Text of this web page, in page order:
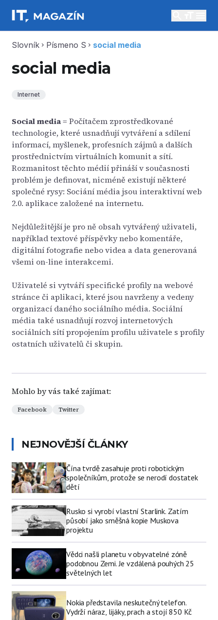
Slovník chevron_right Písmeno S chevron_right social media
social media
Internet
Social media= Počítačem zprostředkované
technologie, které usnadňují vytváření a sdílení
informací, myšlenek, profesních zájmů a dalších
prostřednictvím virtuálních komunit a sítí.
Rozmanitost těchto médií přináší v současnosti
problém je definovat, nicméně existují některé
společné rysy: Sociání média jsou interaktivní web
2.0. aplikace založené na internetu.
Nejdůležitější je pro ně obsah vytvářený uživateli,
například textové příspěvky nebo komentáře,
digitální fotografie nebo videa a data generovaná
všemi on-line interakcemi.
Uživatelé si vytváří specifické profily na webové
stránce či aplikaci, které jsou navrženy a vedeny
organizací daného sociálního média. Sociální
média také usnadňují rozvoj internetových
sociálních sítí propojením profilu uživatele s profily
ostatních uživatelů či skupin.
Mohlo by vás také zajímat:
Facebook Twitter
NEJNOVĚJŠÍ ČLÁNKY
Čína tvrdě zasahuje proti robotickým
společníkům, protože se nerodí dostatek
dětí
Rusko si vyrobí vlastní Starlink. Zatím
působí jako směšná kopie Muskova
projektu
Vědci našli planetu v obyvatelné zóně
podobnou Zemi. Je vzdálená pouhých 25
světelných let
Nokia představila neskutečný telefon.
Vydrží náraz, lijáky, prach a stojí 850 Kč